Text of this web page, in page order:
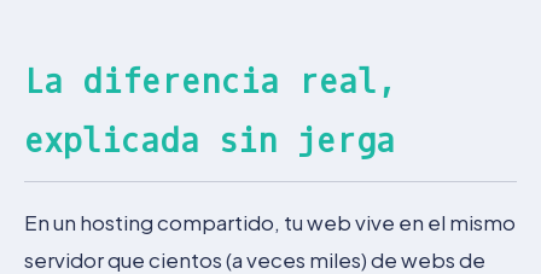
La diferencia real,
explicada sin jerga
En un hosting compartido, tu web vive en el mismo
servidor que cientos (a veces miles) de webs de